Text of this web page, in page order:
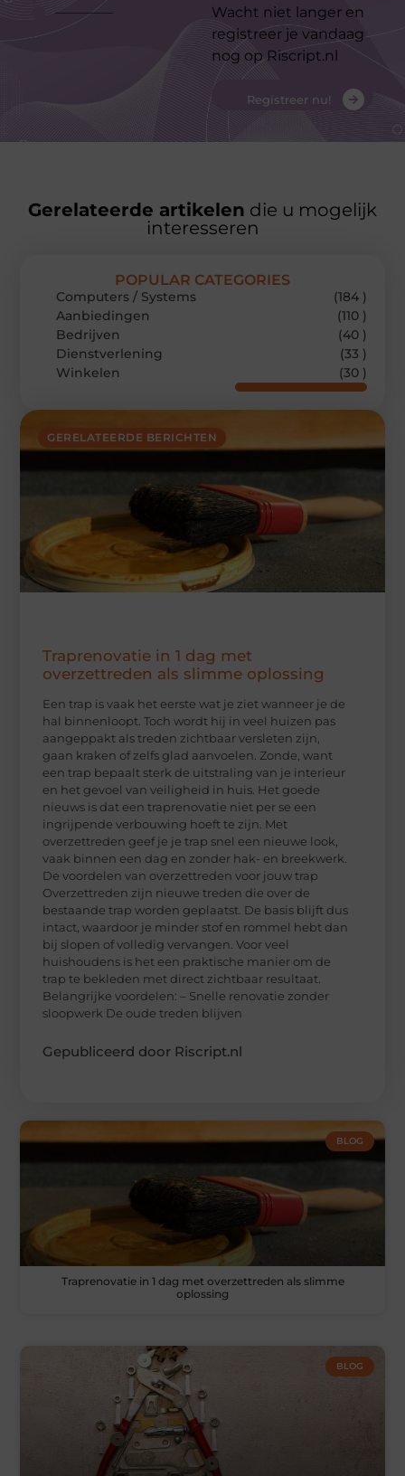
Wacht niet langer en
registreer je vandaag
nog op Riscript.nl
Registreer nu!
Gerelateerde artikelen die u mogelijk
interesseren
GERELATEERDE BERICHTEN
Traprenovatie in 1 dag met
overzettreden als slimme oplossing
Een trap is vaak het eerste wat je ziet wanneer je de
hal binnenloopt. Toch wordt hij in veel huizen pas
aangeppakt als treden zichtbaar versleten zijn,
gaan kraken of zelfs glad aanvoelen. Zonde, want
een trap bepaalt sterk de uitstraling van je interieur
en het gevoel van veiligheid in huis. Het goede
nieuws is dat een traprenovatie niet per se een
ingrijpende verbouwing hoeft te zijn. Met
overzettreden geef je je trap snel een nieuwe look,
vaak binnen een dag en zonder hak- en breekwerk.
De voordelen van overzettreden voor jouw trap
Overzettreden zijn nieuwe treden die over de
bestaande trap worden geplaatst. De basis blijft dus
intact, waardoor je minder stof en rommel hebt dan
bij slopen of volledig vervangen. Voor veel
huishoudens is het een praktische manier om de
trap te bekleden met direct zichtbaar resultaat.
Belangrijke voordelen: – Snelle renovatie zonder
sloopwerk De oude treden blijven
Gepubliceerd door Riscript.nl
POPULAR CATEGORIES
Computers / Systems
(184 )
Aanbiedingen
(110 )
Bedrijven
(40 )
Dienstverlening
(33 )
Winkelen
(30 )
BLOG
Traprenovatie in 1 dag met overzettreden als slimme
oplossing
BLOG